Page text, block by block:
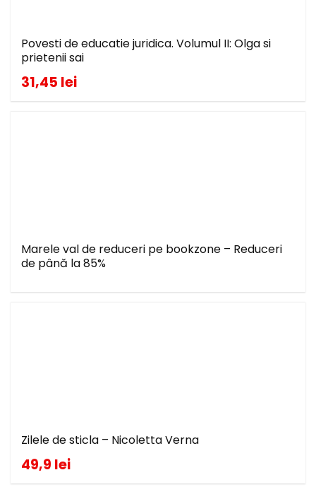
Povesti de educatie juridica. Volumul II: Olga si
prietenii sai
31,45 lei
Marele val de reduceri pe bookzone – Reduceri
de până la 85%
Zilele de sticla – Nicoletta Verna
49,9 lei